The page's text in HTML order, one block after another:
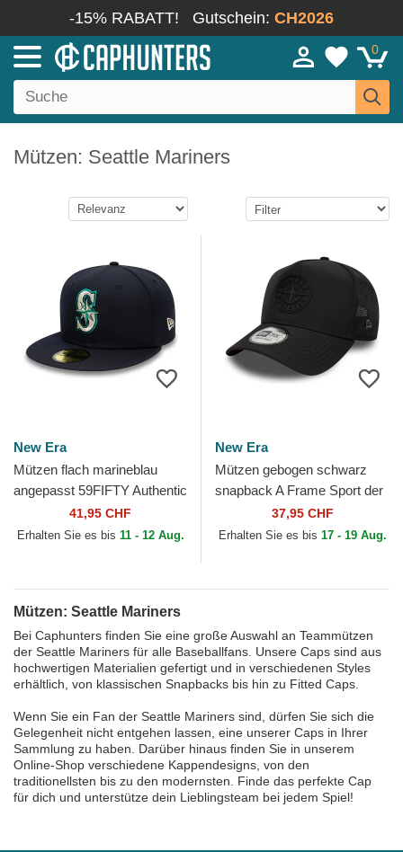
-15% RABATT! Gutschein: CH2026
0
Mützen: Seattle Mariners
New Era
Mützen flach marineblau
angepasst 59FIFTY Authentic
On Field der Seattle Mariners
MLB von New Era
41,95 CHF
Erhalten Sie es bis 11 - 12 Aug.
New Era
Mützen gebogen schwarz
snapback A Frame Sport der
Seattle Mariners MLB von
New Era
37,95 CHF
Erhalten Sie es bis 17 - 19 Aug.
Mützen: Seattle Mariners
Bei Caphunters finden Sie eine große Auswahl an Teammützen
der Seattle Mariners für alle Baseballfans. Unsere Caps sind aus
hochwertigen Materialien gefertigt und in verschiedenen Styles
erhältlich, von klassischen Snapbacks bis hin zu Fitted Caps.
Wenn Sie ein Fan der Seattle Mariners sind, dürfen Sie sich die
Gelegenheit nicht entgehen lassen, eine unserer Caps in Ihrer
Sammlung zu haben. Darüber hinaus finden Sie in unserem
Online-Shop verschiedene Kappendesigns, von den
traditionellsten bis zu den modernsten. Finde das perfekte Cap
für dich und unterstütze dein Lieblingsteam bei jedem Spiel!